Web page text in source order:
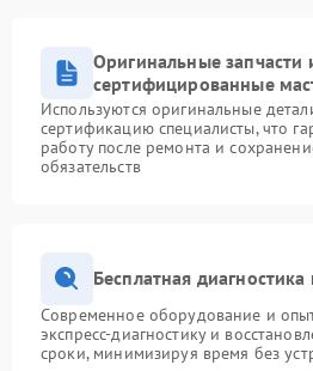
Оригинальные запчасти
сертифицированные
Используются оригинальные
сертификацию специалисты, что
работу после ремонта и
обязательств
Бесплатная
Современное оборудование и
экспресс-диагностику и
сроки, минимизируя время без